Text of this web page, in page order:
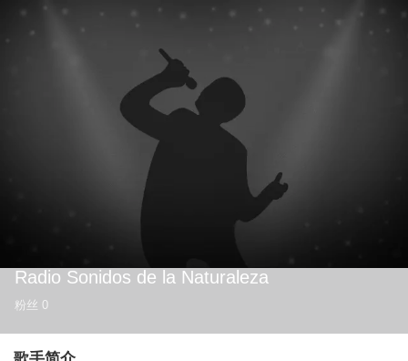
Radio Sonidos de la Naturaleza
粉丝 0